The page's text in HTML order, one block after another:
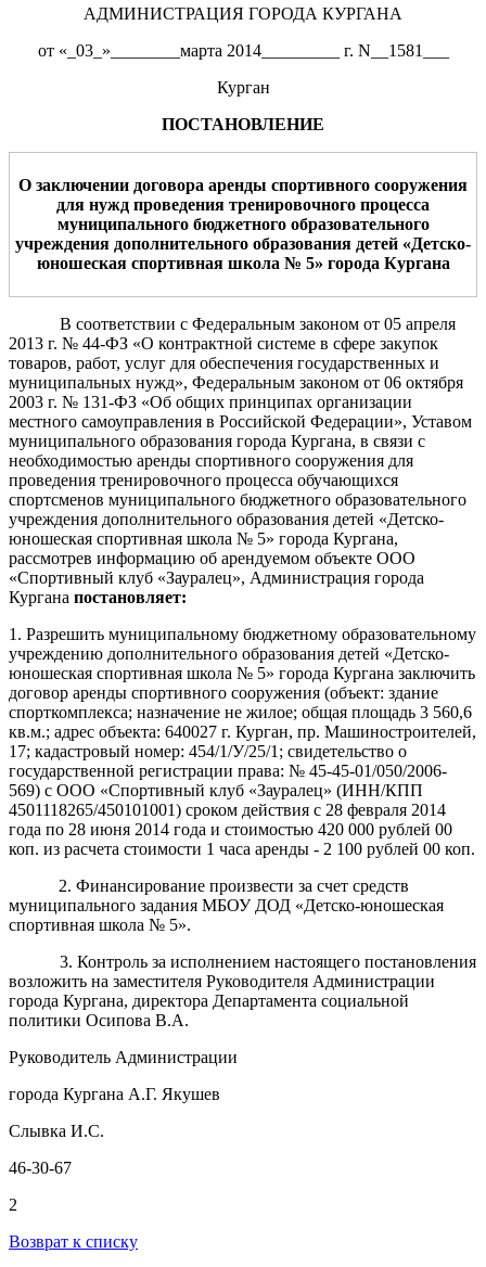
АДМИНИСТРАЦИЯ ГОРОДА КУРГАНА
от «_03_»________марта 2014_________ г. N__1581___
Курган
ПОСТАНОВЛЕНИЕ
О заключении договора аренды спортивного сооружения
для нужд проведения тренировочного процесса
муниципального бюджетного образовательного
учреждения дополнительного образования детей «Детско-
юношеская спортивная школа № 5» города Кургана
В соответствии с Федеральным законом от 05 апреля
2013 г. № 44-ФЗ «О контрактной системе в сфере закупок
товаров, работ, услуг для обеспечения государственных и
муниципальных нужд», Федеральным законом от 06 октября
2003 г. № 131-ФЗ «Об общих принципах организации
местного самоуправления в Российской Федерации», Уставом
муниципального образования города Кургана, в связи с
необходимостью аренды спортивного сооружения для
проведения тренировочного процесса обучающихся
спортсменов муниципального бюджетного образовательного
учреждения дополнительного образования детей «Детско-
юношеская спортивная школа № 5» города Кургана,
рассмотрев информацию об арендуемом объекте ООО
«Спортивный клуб «Зауралец», Администрация города
Кургана постановляет:
1. Разрешить муниципальному бюджетному образовательному
учреждению дополнительного образования детей «Детско-
юношеская спортивная школа № 5» города Кургана заключить
договор аренды спортивного сооружения (объект: здание
спорткомплекса; назначение не жилое; общая площадь 3 560,6
кв.м.; адрес объекта: 640027 г. Курган, пр. Машиностроителей,
17; кадастровый номер: 454/1/У/25/1; свидетельство о
государственной регистрации права: № 45-45-01/050/2006-
569) с ООО «Спортивный клуб «Зауралец» (ИНН/КПП
4501118265/450101001) сроком действия с 28 февраля 2014
года по 28 июня 2014 года и стоимостью 420 000 рублей 00
коп. из расчета стоимости 1 часа аренды - 2 100 рублей 00 коп.
2. Финансирование произвести за счет средств
муниципального задания МБОУ ДОД «Детско-юношеская
спортивная школа № 5».
3. Контроль за исполнением настоящего постановления
возложить на заместителя Руководителя Администрации
города Кургана, директора Департамента социальной
политики Осипова В.А.
Руководитель Администрации
города Кургана А.Г. Якушев
Слывка И.С.
46-30-67
2
Возврат к списку